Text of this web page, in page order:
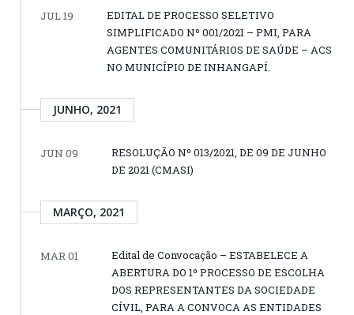
JUL 19
EDITAL DE PROCESSO SELETIVO
SIMPLIFICADO Nº 001/2021 – PMI, PARA
AGENTES COMUNITÁRIOS DE SAÚDE – ACS
NO MUNICÍPIO DE INHANGAPÍ.
JUNHO, 2021
JUN 09
RESOLUÇÃO Nº 013/2021, DE 09 DE JUNHO
DE 2021 (CMASI)
MARÇO, 2021
MAR 01
Edital de Convocação – ESTABELECE A
ABERTURA DO 1º PROCESSO DE ESCOLHA
DOS REPRESENTANTES DA SOCIEDADE
CÍVIL, PARA A CONVOCA AS ENTIDADES